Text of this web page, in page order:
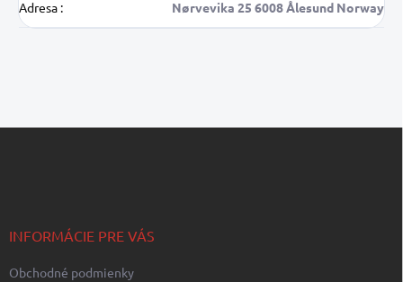
Adresa : Nørvevika 25 6008 Ålesund Norway
INFORMÁCIE PRE VÁS
Obchodné podmienky